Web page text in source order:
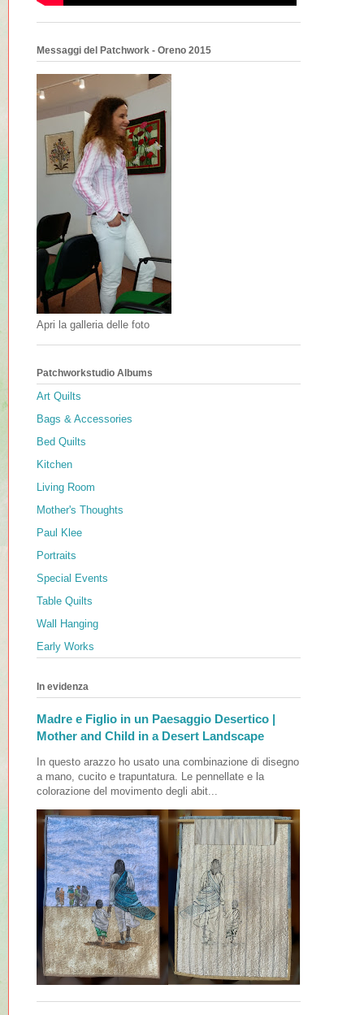
Messaggi del Patchwork - Oreno 2015
Apri la galleria delle foto
Patchworkstudio Albums
Art Quilts
Bags & Accessories
Bed Quilts
Kitchen
Living Room
Mother's Thoughts
Paul Klee
Portraits
Special Events
Table Quilts
Wall Hanging
Early Works
In evidenza
Madre e Figlio in un Paesaggio Desertico |
Mother and Child in a Desert Landscape
In questo arazzo ho usato una combinazione di disegno
a mano, cucito e trapuntatura. Le pennellate e la
colorazione del movimento degli abit...